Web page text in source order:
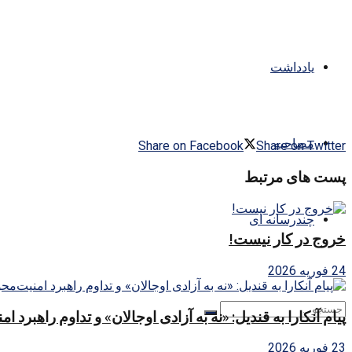
یادداشت
مصاحبه
چندرسانه ای
Share on Facebook Share on Twitter
پست های مرتبط
خروج در کار نیست!
24 فوریه 2026
پیام آنکارا به قندیل: «نه به آزادی اوجالان» و تداوم راهبرد
23 فوریه 2026